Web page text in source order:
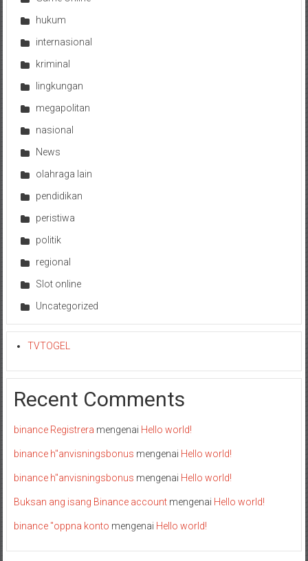
hukum
internasional
kriminal
lingkungan
megapolitan
nasional
News
olahraga lain
pendidikan
peristiwa
politik
regional
Slot online
Uncategorized
TVTOGEL
Recent Comments
binance Registrera mengenai Hello world!
binance h"anvisningsbonus mengenai Hello world!
binance h"anvisningsbonus mengenai Hello world!
Buksan ang isang Binance accountmengenai Hello world!
binance "oppna konto mengenai Hello world!